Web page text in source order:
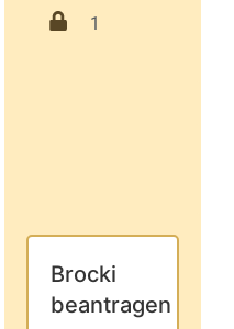
1
Brocki
beantragen